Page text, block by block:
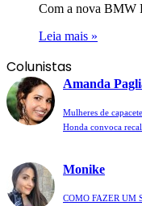
Com a nova BMW
Leia mais »
Colunistas
Amanda
Mulheres de
Honda convoca
Monike
COMO FAZER UM